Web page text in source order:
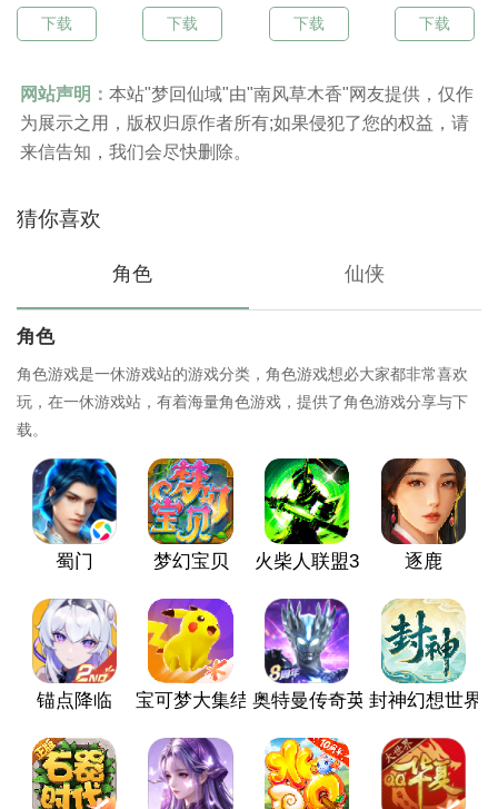
下载 下载 下载 下载
网站声明： 本站"梦回仙域"由"南风草木香"网友提供，仅作
为展示之用，版权归原作者所有;如果侵犯了您的权益，请
来信告知，我们会尽快删除。
猜你喜欢
角色 仙侠
角色
角色游戏是一休游戏站的游戏分类，角色游戏想必大家都非常喜欢
玩，在一休游戏站，有着海量角色游戏，提供了角色游戏分享与下
载。
蜀门 梦幻宝贝 火柴人联盟3 逐鹿
锚点降临 宝可梦大集结 奥特曼传奇英雄封神幻想世界